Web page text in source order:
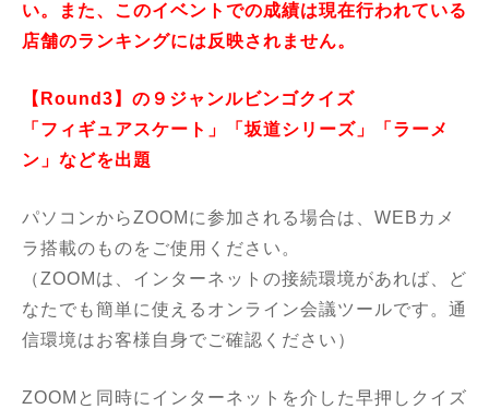
い。また、このイベントでの成績は現在行われている
店舗のランキングには反映されません。
【Round3】の９ジャンルビンゴクイズ
「フィギュアスケート」「坂道シリーズ」「ラーメ
ン」などを出題
パソコンからZOOMに参加される場合は、WEBカメ
ラ搭載のものをご使用ください。
（ZOOMは、インターネットの接続環境があれば、ど
なたでも簡単に使えるオンライン会議ツールです。通
信環境はお客様自身でご確認ください）
ZOOMと同時にインターネットを介した早押しクイズ